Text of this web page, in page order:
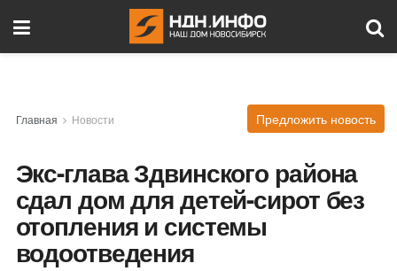
Главная Новости Предложить новость
Экс-глава Здвинского района
сдал дом для детей-сирот без
отопления и системы
водоотведения